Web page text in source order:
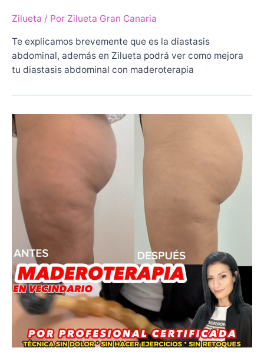
Zilueta / Por Zilueta Gran Canaria
Te explicamos brevemente que es la diastasis
abdominal, además en Zilueta podrá ver como mejora
tu diastasis abdominal con maderoterapia